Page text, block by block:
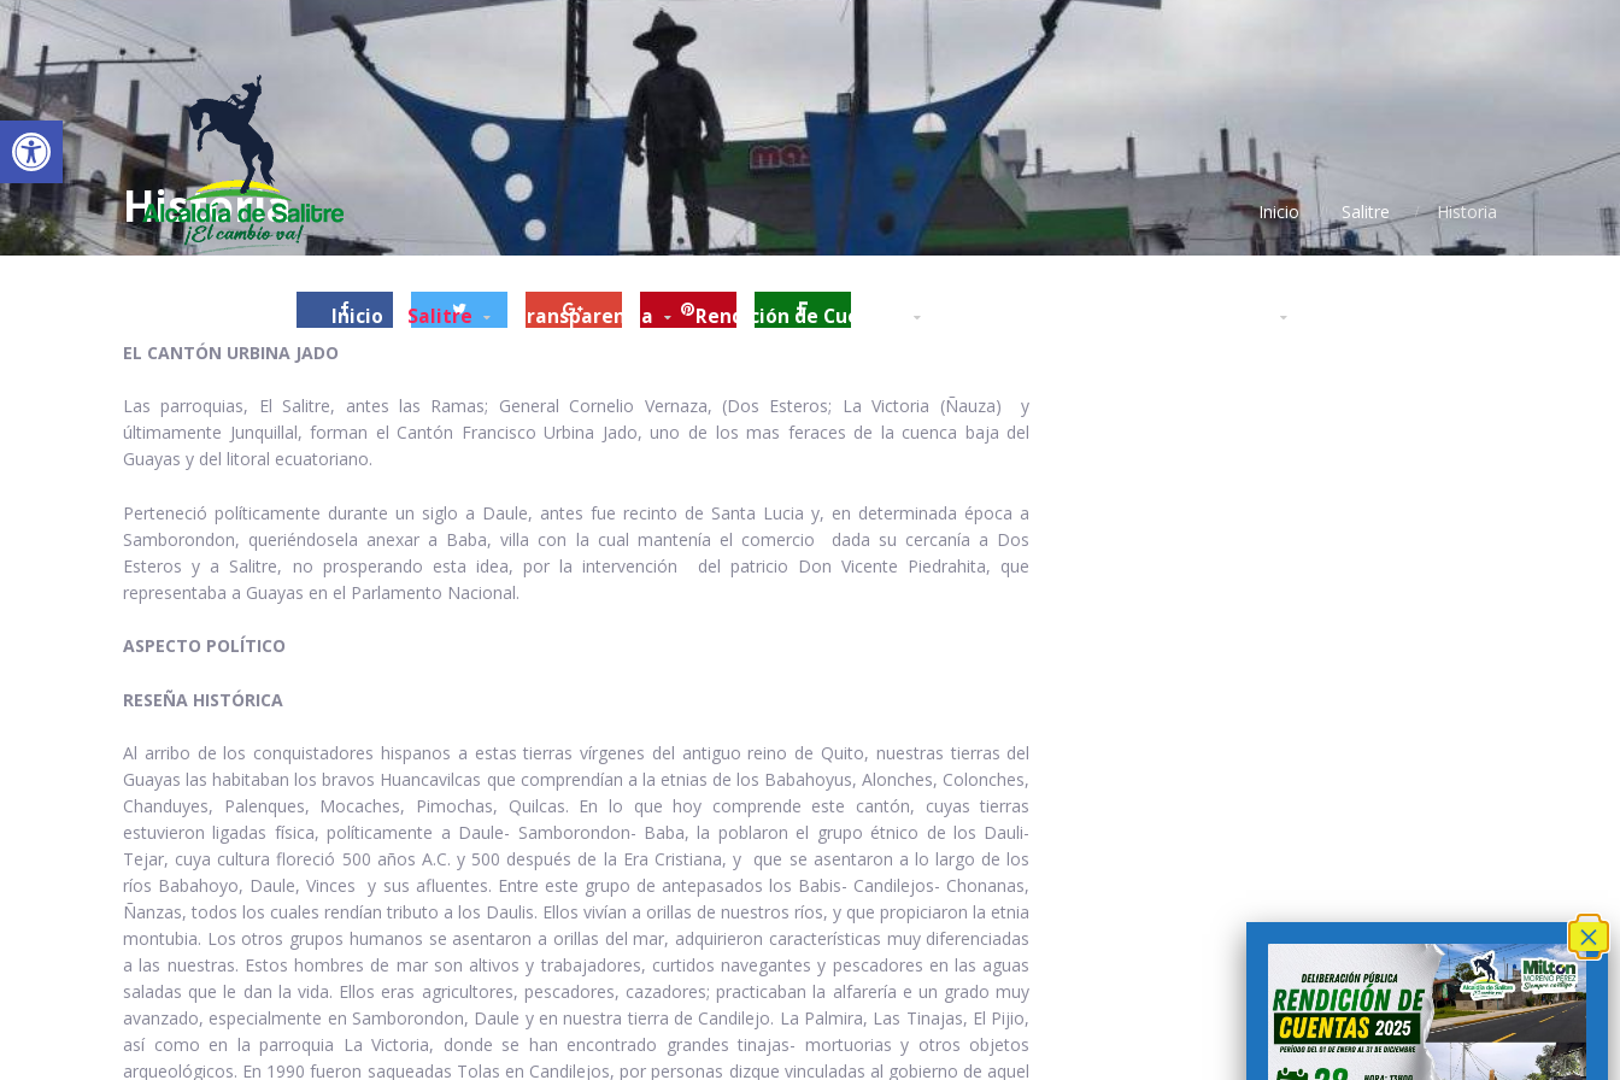
Abrir barra de herramientas
Inicio Salitre Transparencia Rendición de Cuentas
Historia Inicio Salitre Historia
EL CANTÓN URBINA JADO
Las parroquias, El Salitre, antes las Ramas; General Cornelio Vernaza, (Dos Esteros; La Victoria (Ñauza) y
últimamente Junquillal, forman el Cantón Francisco Urbina Jado, uno de los mas feraces de la cuenca baja del
Guayas y del litoral ecuatoriano.
Perteneció políticamente durante un siglo a Daule, antes fue recinto de Santa Lucia y, en determinada época a
Samborondon, queriéndosela anexar a Baba, villa con la cual mantenía el comercio dada su cercanía a Dos
Esteros y a Salitre, no prosperando esta idea, por la intervención del patricio Don Vicente Piedrahita, que
representaba a Guayas en el Parlamento Nacional.
ASPECTO POLÍTICO
RESEÑA HISTÓRICA
Al arribo de los conquistadores hispanos a estas tierras vírgenes del antiguo reino de Quito, nuestras tierras del
Guayas las habitaban los bravos Huancavilcas que comprendían a la etnias de los Babahoyus, Alonches, Colonches,
Chanduyes, Palenques, Mocaches, Pimochas, Quilcas. En lo que hoy comprende este cantón, cuyas tierras
estuvieron ligadas física, políticamente a Daule- Samborondon- Baba, la poblaron el grupo étnico de los Dauli-
Tejar, cuya cultura floreció 500 años A.C. y 500 después de la Era Cristiana, y que se asentaron a lo largo de los
ríos Babahoyo, Daule, Vinces y sus afluentes. Entre este grupo de antepasados los Babis- Candilejos- Chonanas,
Ñanzas, todos los cuales rendían tributo a los Daulis. Ellos vivían a orillas de nuestros ríos, y que propiciaron la etnia
montubia. Los otros grupos humanos se asentaron a orillas del mar, adquirieron características muy diferenciadas
a las nuestras. Estos hombres de mar son altivos y trabajadores, curtidos navegantes y pescadores en las aguas
saladas que le dan la vida. Ellos eras agricultores, pescadores, cazadores; practicaban la alfarería e un grado muy
avanzado, especialmente en Samborondon, Daule y en nuestra tierra de Candilejo. La Palmira, Las Tinajas, El Pijio,
así como en la parroquia La Victoria, donde se han encontrado grandes tinajas- mortuorias y otros objetos
arqueológicos. En 1990 fueron saqueadas Tolas en Candilejos, por personas dizque vinculadas al gobierno de aquel